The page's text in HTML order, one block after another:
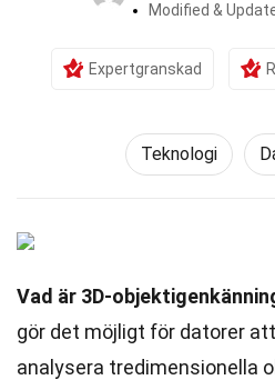
Modified &
Expertgranskad
Teknologi
Vad är 3D-
gör det möjligt för datorer
analysera tredimensionella